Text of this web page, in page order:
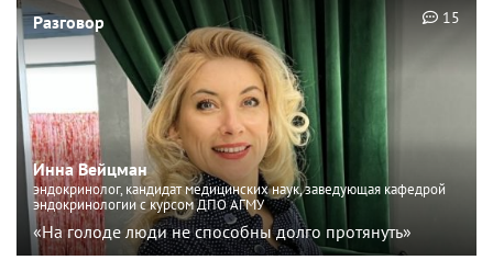
Разговор
Инна Вейцман
эндокринолог, кандидат медицинских наук, заведующая кафедрой
эндокринологии с курсом ДПО АГМУ
«На голоде люди не способны долго протянуть»
15